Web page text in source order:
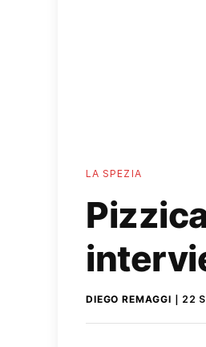
LA SPEZIA
DIEGO REMAGGI 22